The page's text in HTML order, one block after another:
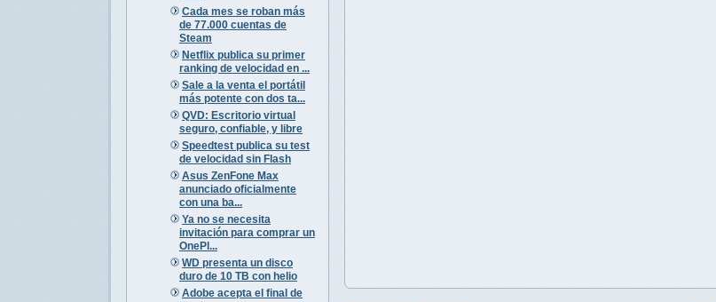
Cada mes se roban más
de 77.000 cuentas de
Steam
Netflix publica su primer
ranking de velocidad en ...
Sale a la venta el portátil
más potente con dos ta...
QVD: Escritorio virtual
seguro, confiable, y libre
Speedtest publica su test
de velocidad sin Flash
Asus ZenFone Max
anunciado oficialmente
con una ba...
Ya no se necesita
invitación para comprar un
OnePl...
WD presenta un disco
duro de 10 TB con helio
Adobe acepta el final de